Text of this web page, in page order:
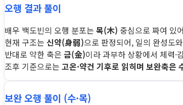
오행 결과 풀이
배우 백도빈의 오행 분포는 목(木) 중심으로 짜여 있
현재 구조는 신약(身弱)으로 판정되어, 일의 완성도
반대로 약한 축은 금(金)이라 과부하 상황에서 체력·
조후 기준으로는 고온·약건 기후로 읽히며 보완축은
보완 오행 풀이 (수·목)